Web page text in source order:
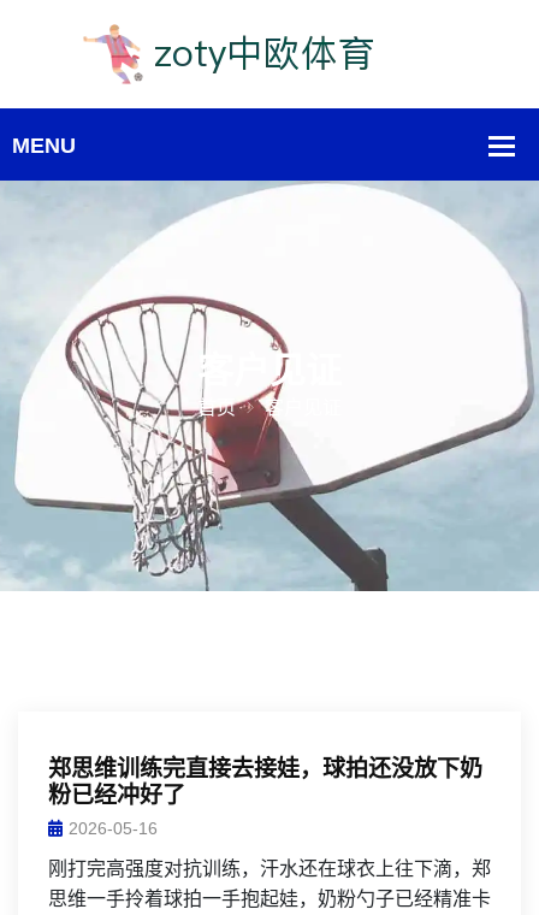
客户见证
首页 客户见证
郑思维训练完直接去接娃，球拍还没放下奶
粉已经冲好了
2026-05-16
刚打完高强度对抗训练，汗水还在球衣上往下滴，郑
思维一手拎着球拍一手抱起娃，奶粉勺子已经精准卡